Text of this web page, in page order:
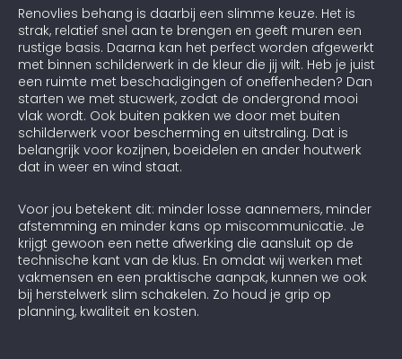
Renovlies behang is daarbij een slimme keuze. Het is
strak, relatief snel aan te brengen en geeft muren een
rustige basis. Daarna kan het perfect worden afgewerkt
met binnen schilderwerk in de kleur die jij wilt. Heb je juist
een ruimte met beschadigingen of oneffenheden? Dan
starten we met stucwerk, zodat de ondergrond mooi
vlak wordt. Ook buiten pakken we door met buiten
schilderwerk voor bescherming en uitstraling. Dat is
belangrijk voor kozijnen, boeidelen en ander houtwerk
dat in weer en wind staat.
Voor jou betekent dit: minder losse aannemers, minder
afstemming en minder kans op miscommunicatie. Je
krijgt gewoon een nette afwerking die aansluit op de
technische kant van de klus. En omdat wij werken met
vakmensen en een praktische aanpak, kunnen we ook
bij herstelwerk slim schakelen. Zo houd je grip op
planning, kwaliteit en kosten.